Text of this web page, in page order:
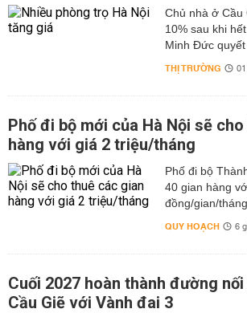
Chủ nhà ở Cầu
10% sau khi
Minh Đức quyết
THỊ TRƯỜNG
Phố đi bộ mới của Hà Nội sẽ
hàng với giá 2 triệu/tháng
Phố đi bộ
40 gian hàng
đồng/gian/
QUY HOẠCH 6
Cuối 2027 hoàn thành đường
Cầu Giẽ với Vành đai 3